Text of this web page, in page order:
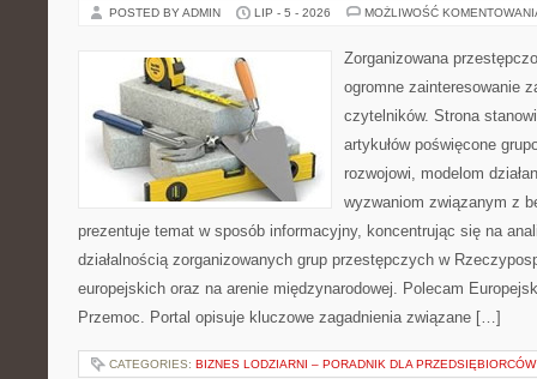
POSTED BY ADMIN LIP - 5 - 2026 MOŻLIWOŚĆ
Zorganizowana
ogromne zainteresowanie
czytelników. Strona
artykułów poświęcone
rozwojowi, modelom
wyzwaniom związanym z
prezentuje temat w sposób informacyjny, koncentrując się na
działalnością zorganizowanych grup przestępczych w
europejskich oraz na arenie międzynarodowej. Polecam
Przemoc. Portal opisuje kluczowe zagadnienia związane […]
CATEGORIES: BIZNES LODZIARNI – PORADNIK DLA PRZEDSIĘBIORCÓW